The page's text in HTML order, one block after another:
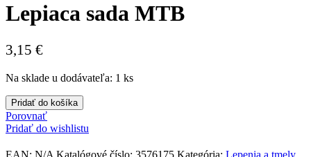
Lepiaca sada MTB
3,15 €
Na sklade u dodávateľa: 1 ks
množstvo
Lepiaca
sada
Pridať do košíka
Porovnať
Pridať do wishlistu